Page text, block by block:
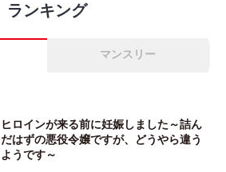
ランキング
マンスリー
ヒロインが来る前に妊娠しました～詰ん
だはずの悪役令嬢ですが、どうやら違う
ようです～